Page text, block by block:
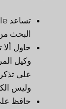
البحث
حاول
على
وليس
حافظ